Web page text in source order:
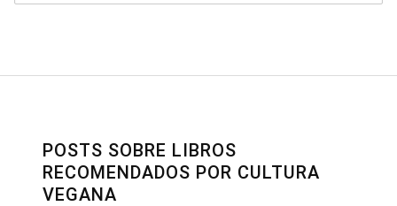
POSTS SOBRE LIBROS
RECOMENDADOS POR CULTURA
VEGANA